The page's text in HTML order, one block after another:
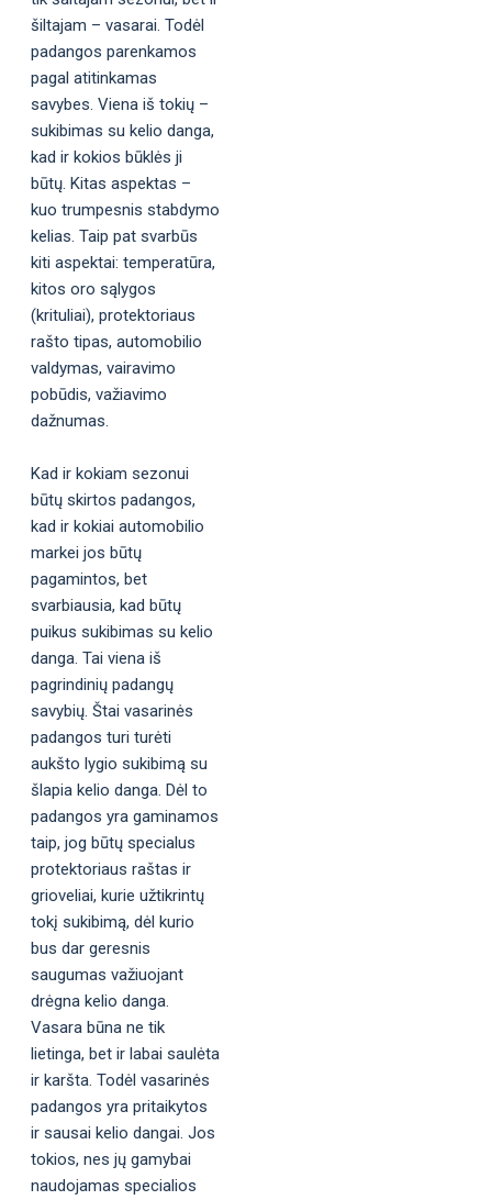
šiltajam – vasarai. Todėl
padangos parenkamos
pagal atitinkamas
savybes. Viena iš tokių –
sukibimas su kelio danga,
kad ir kokios būklės ji
būtų. Kitas aspektas –
kuo trumpesnis stabdymo
kelias. Taip pat svarbūs
kiti aspektai: temperatūra,
kitos oro sąlygos
(krituliai), protektoriaus
rašto tipas, automobilio
valdymas, vairavimo
pobūdis, važiavimo
dažnumas.
Kad ir kokiam sezonui
būtų skirtos padangos,
kad ir kokiai automobilio
markei jos būtų
pagamintos, bet
svarbiausia, kad būtų
puikus sukibimas su kelio
danga. Tai viena iš
pagrindinių padangų
savybių. Štai vasarinės
padangos turi turėti
aukšto lygio sukibimą su
šlapia kelio danga. Dėl to
padangos yra gaminamos
taip, jog būtų specialus
protektoriaus raštas ir
grioveliai, kurie užtikrintų
tokį sukibimą, dėl kurio
bus dar geresnis
saugumas važiuojant
drėgna kelio danga.
Vasara būna ne tik
lietinga, bet ir labai saulėta
ir karšta. Todėl vasarinės
padangos yra pritaikytos
ir sausai kelio dangai. Jos
tokios, nes jų gamybai
naudojamas specialios